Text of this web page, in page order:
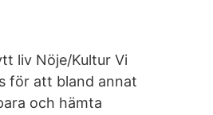
liv Nöje/Kultur Vi
för att bland annat
och hämta